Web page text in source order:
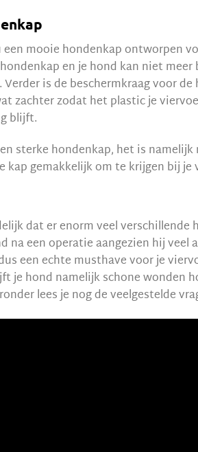
mooie hondenkap ontworpen
en je hond kan niet
is de beschermkraag voor
zachter zodat het plastic je
blijft.
sterke hondenkap, het is
kap gemakkelijk om te krijgen bij
dat er enorm veel
na een operatie aangezien hij veel
een echte musthave voor je
je hond namelijk schone wonden
lees je nog de veelgestelde